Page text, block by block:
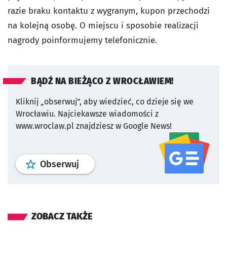
razie braku kontaktu z wygranym, kupon przechodzi
na kolejną osobę. O miejscu i sposobie realizacji
nagrody poinformujemy telefonicznie.
BĄDŹ NA BIEŻĄCO Z WROCŁAWIEM!
Kliknij „obserwuj”, aby wiedzieć, co dzieje się we
Wrocławiu. Najciekawsze wiadomości z
www.wroclaw.pl znajdziesz w Google News!
Obserwuj profil serwisu
ZOBACZ TAKŻE